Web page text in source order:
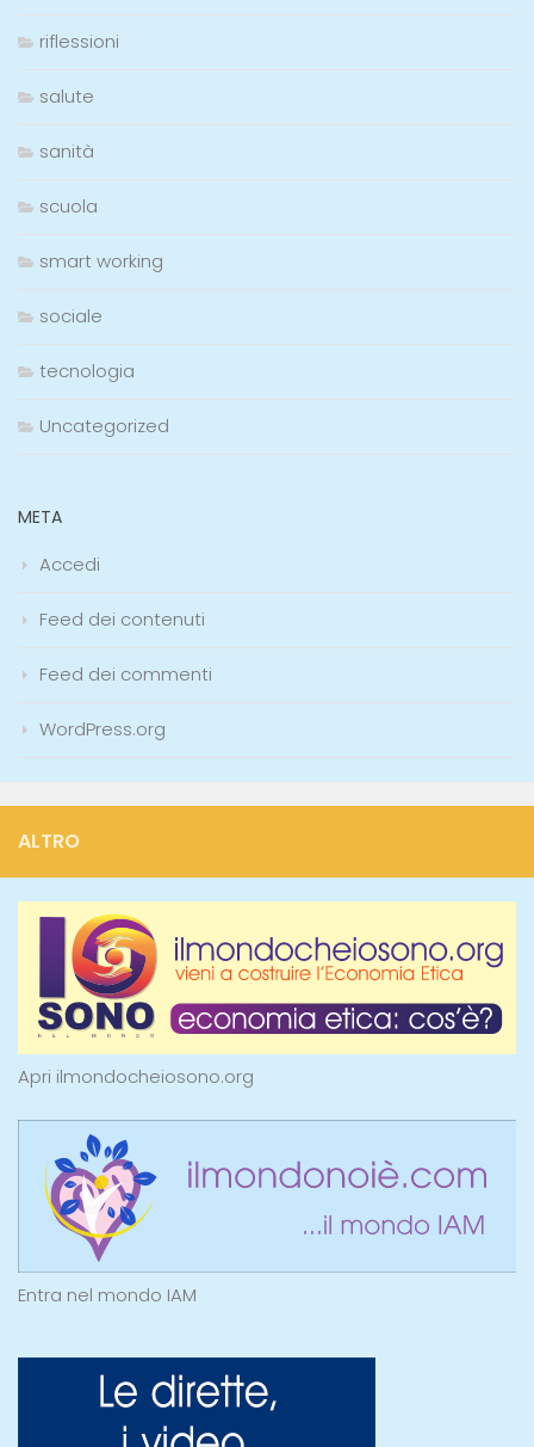
riflessioni
salute
sanità
scuola
smart working
sociale
tecnologia
Uncategorized
META
Accedi
Feed dei contenuti
Feed dei commenti
WordPress.org
ALTRO
Apri ilmondocheiosono.org
Entra nel mondo IAM